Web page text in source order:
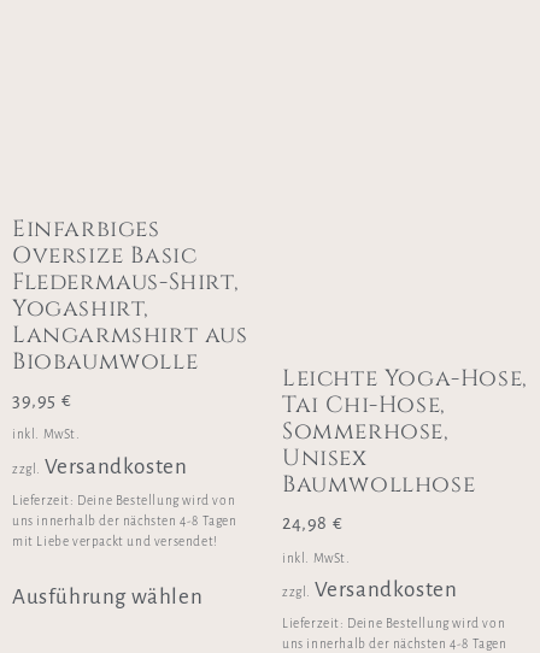
Einfarbiges
Oversize Basic
Fledermaus-Shirt,
Yogashirt,
Langarmshirt aus
Biobaumwolle
39,95 €
inkl. MwSt.
zzgl. Versandkosten
Lieferzeit: Deine Bestellung wird von
uns innerhalb der nächsten 4-8 Tagen
mit Liebe verpackt und versendet!
Ausführung wählen
Leichte Yoga-Hose,
Tai Chi-Hose,
Sommerhose,
Unisex
Baumwollhose
24,98 €
inkl. MwSt.
zzgl. Versandkosten
Lieferzeit: Deine Bestellung wird von
uns innerhalb der nächsten 4-8 Tagen